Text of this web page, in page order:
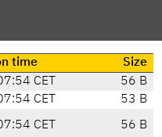
time
Size
CET
56 B
CET
53 B
CET 56 B